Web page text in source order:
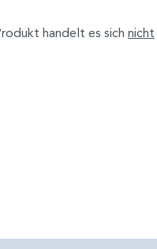
handelt es sich nicht